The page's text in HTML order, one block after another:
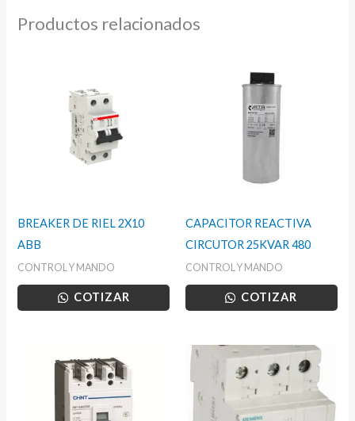
Productos relacionados
BREAKER DE RIEL 2X10
ABB
CONTROL Y MANDO
COTIZAR
CAPACITOR REACTIVA
CIRCUTOR 25KVAR 480
CONTROL Y MANDO
COTIZAR